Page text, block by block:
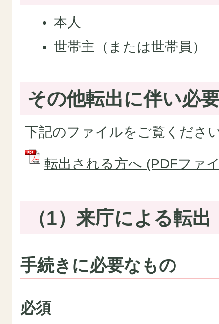
本人
世帯主（または世帯員）
その他転出に伴い必
下記のファイルをご覧くださ
転出される方へ (PDFファ
（1）来庁による転出
手続きに必要なもの
必須